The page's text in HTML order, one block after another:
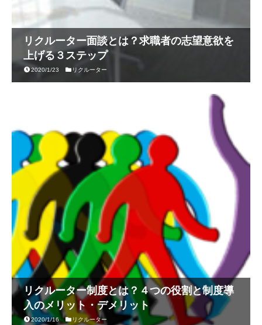
リクルーター面談とは？求職者の志望意欲を
上げる３ステップ
2020/1/23 リクルーター
リクルーター制度とは？４つの役割と制度導
入のメリット・デメリット
2020/1/16 リクルーター